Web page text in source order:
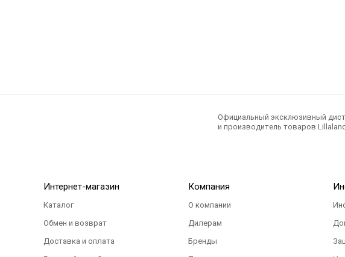
Официальный эксклюзивный
и производитель товаров
Интернет-магазин
Каталог
Обмен и возврат
Доставка и оплата
Компания
О компании
Дилерам
Бренды